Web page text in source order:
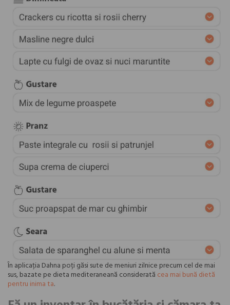
În aplicația Dahna poți găsi sute de meniuri zilnice precum cel de mai
sus, bazate pe dieta mediteraneană considerată cea mai bună dietă
pentru inima ta.